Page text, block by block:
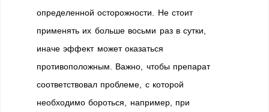
определенной осторожности. Не стоит
применять их больше восьми раз в сутки,
иначе эффект может оказаться
противоположным. Важно, чтобы препарат
соответствовал проблеме, с которой
необходимо бороться, например, при